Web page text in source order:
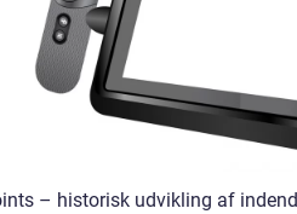
– historisk udvikling af